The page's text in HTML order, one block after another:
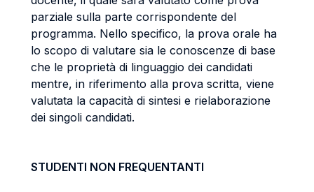
parziale sulla parte corrispondente del
programma. Nello specifico, la prova orale ha
lo scopo di valutare sia le conoscenze di base
che le proprietà di linguaggio dei candidati
mentre, in riferimento alla prova scritta, viene
valutata la capacità di sintesi e rielaborazione
dei singoli candidati.
STUDENTI NON FREQUENTANTI